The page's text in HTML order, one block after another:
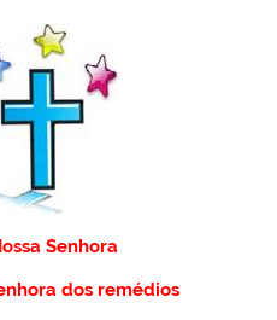
Senhora
dos remédios